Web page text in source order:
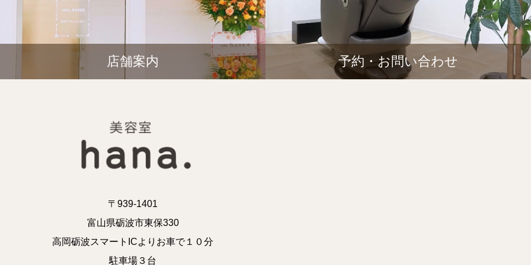
店舗案内 予約・お問い合わせ
〒939-1401
富山県砺波市東保330
高岡砺波スマートICよりお車で１０分
駐車場３台